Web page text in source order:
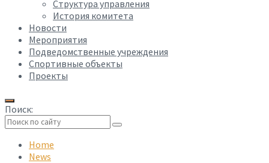
Структура управления
История комитета
Новости
Мероприятия
Подведомственные учреждения
Спортивные объекты
Проекты
Поиск:
search
Home
News